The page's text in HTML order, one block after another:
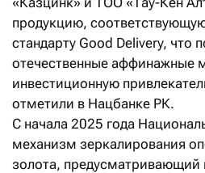
продукцию,
стандарту Good Delivery, что
отечественные аффинажные
инвестиционную
отметили в Нацбанке РК.
С начала 2025 года
механизм зеркалирования
золота, предусматривающий